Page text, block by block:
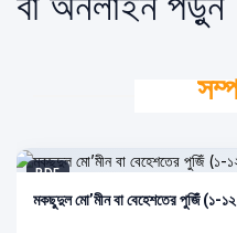
PDF
মকছুদুল মো’মীন বা বেহেশতের পুজিঁ (১-